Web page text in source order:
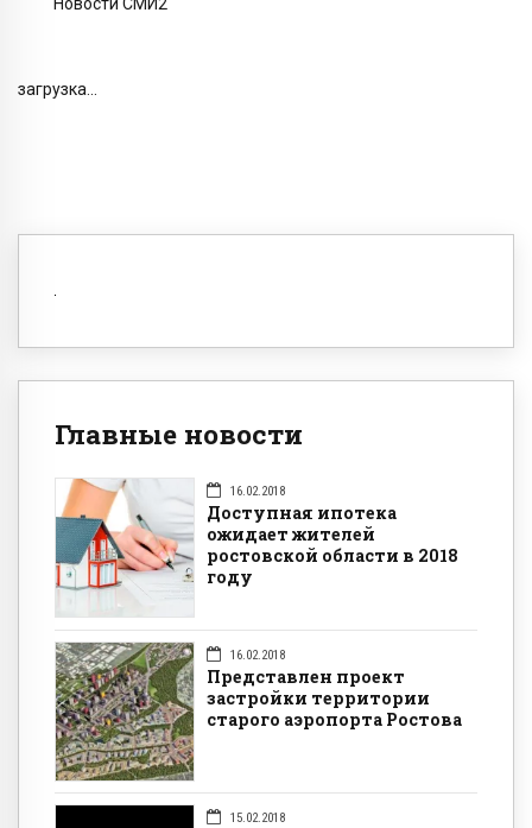
Новости СМИ2
загрузка...
Главные новости
16.02.2018
Доступная ипотека
ожидает жителей
ростовской области в 2018
году
16.02.2018
Представлен проект
застройки территории
старого аэропорта Ростова
15.02.2018